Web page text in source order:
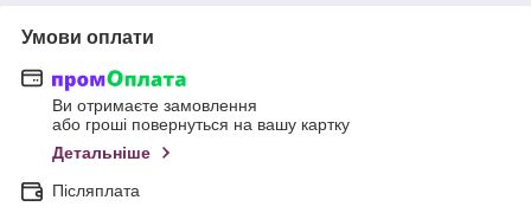
Умови оплати
Ви отримаєте замовлення
або гроші повернуться на вашу картку
Детальніше
Післяплата